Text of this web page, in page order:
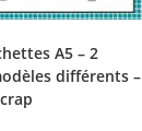
A5 – 2
différents –